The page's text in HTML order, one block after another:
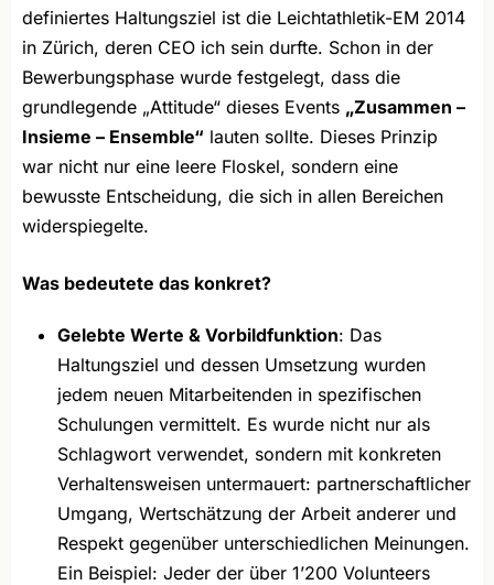
definiertes Haltungsziel ist die Leichtathletik-EM 2014
in Zürich, deren CEO ich sein durfte. Schon in der
Bewerbungsphase wurde festgelegt, dass die
grundlegende „Attitude“ dieses Events „Zusammen –
Insieme – Ensemble“ lauten sollte. Dieses Prinzip
war nicht nur eine leere Floskel, sondern eine
bewusste Entscheidung, die sich in allen Bereichen
widerspiegelte.
Was bedeutete das konkret?
Gelebte Werte & Vorbildfunktion: Das
Haltungsziel und dessen Umsetzung wurden
jedem neuen Mitarbeitenden in spezifischen
Schulungen vermittelt. Es wurde nicht nur als
Schlagwort verwendet, sondern mit konkreten
Verhaltensweisen untermauert: partnerschaftlicher
Umgang, Wertschätzung der Arbeit anderer und
Respekt gegenüber unterschiedlichen Meinungen.
Ein Beispiel: Jeder der über 1’200 Volunteers